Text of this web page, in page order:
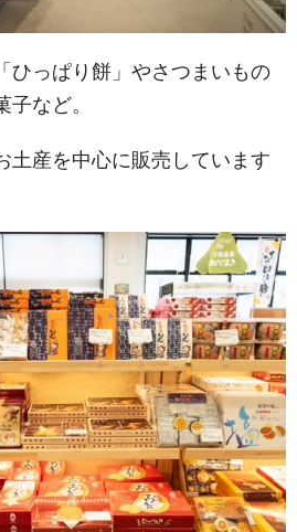
ひっぱり餅」やさつまいもの
など。
土産を中心に販売しています